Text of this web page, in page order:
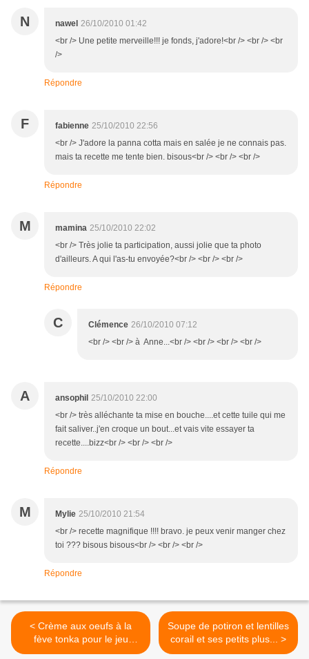
N nawel 26/10/2010 01:42
<br /> Une petite merveille!!! je fonds, j'adore!<br /> <br /> <br
/>
Répondre
F fabienne 25/10/2010 22:56
<br /> J'adore la panna cotta mais en salée je ne connais pas.
mais ta recette me tente bien. bisous<br /> <br /> <br />
Répondre
M mamina 25/10/2010 22:02
<br /> Très jolie ta participation, aussi jolie que ta photo
d'ailleurs. A qui l'as-tu envoyée?<br /> <br /> <br />
Répondre
C Clémence 26/10/2010 07:12
<br /> <br /> à Anne...<br /> <br /> <br /> <br />
A ansophil 25/10/2010 22:00
<br /> très alléchante ta mise en bouche....et cette tuile qui me
fait saliver..j'en croque un bout...et vais vite essayer ta
recette....bizz<br /> <br /> <br />
Répondre
M Mylie 25/10/2010 21:54
<br /> recette magnifique !!!! bravo. je peux venir manger chez
toi ??? bisous bisous<br /> <br /> <br />
Répondre
< Crème aux oeufs à la
fève tonka pour le jeu
Interblog #10
Soupe de potiron et lentilles
corail et ses petits plus... >